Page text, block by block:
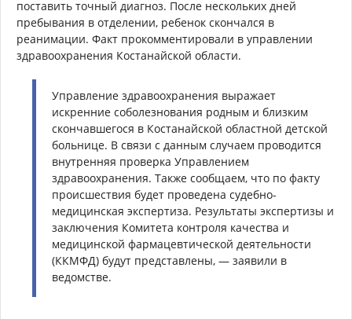
поставить точный диагноз. После нескольких дней
пребывания в отделении, ребенок скончался в
реанимации. Факт прокомментировали в управлении
здравоохранения Костанайской области.
Управление здравоохранения выражает
искренние соболезнования родным и близким
скончавшегося в Костанайской областной детской
больнице. В связи с данным случаем проводится
внутренняя проверка Управлением
здравоохранения. Также сообщаем, что по факту
происшествия будет проведена судебно-
медицинская экспертиза. Результаты экспертизы и
заключения Комитета контроля качества и
медицинской фармацевтической деятельности
(ККМФД) будут представлены, — заявили в
ведомстве.